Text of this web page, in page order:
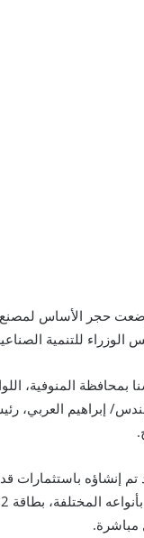
حجر الأساس لمصنع
للتنمية
المنوفية،
إبراهيم